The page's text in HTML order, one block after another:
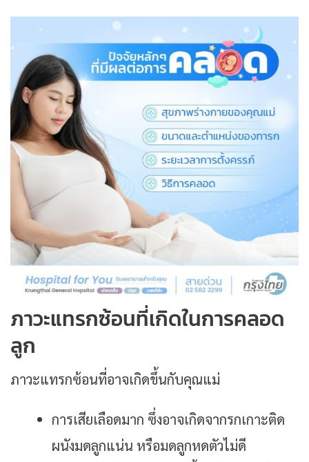
ภาวะแทรกซ้อนที่เกิดในการคลอด
ลูก
ภาวะแทรกซ้อนที่อาจเกิดขึ้นกับคุณแม่
การเสียเลือดมาก ซึ่งอาจเกิดจากรกเกาะติด
ผนังมดลูกแน่น หรือมดลูกหดตัวไม่ดี